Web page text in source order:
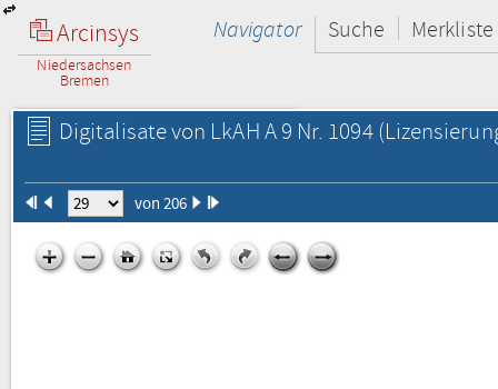
Arcinsys
Niedersachsen
Bremen
Navigator Suche Merkliste
Digitalisate von LkAH A 9 Nr. 1094
von 206